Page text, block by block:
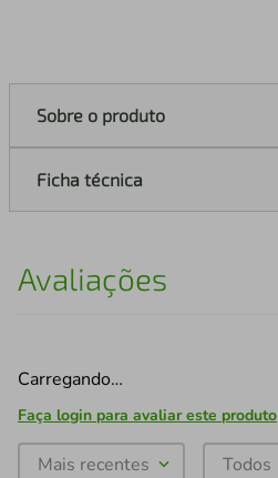
Sobre o produto
Ficha técnica
Avaliações
Carregando…
Faça login para avaliar este produto
Mais recentes Todos